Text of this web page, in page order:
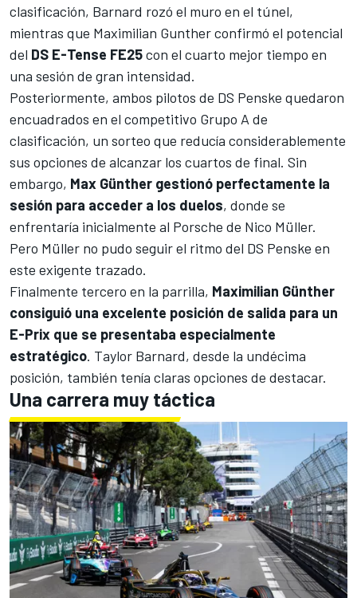
clasificación, Barnard rozó el muro en el túnel,
mientras que Maximilian Guntherconfirmó el potencial
del DS E-Tense FE25con el cuarto mejor tiempo en
una sesión de gran intensidad.
Posteriormente, ambos pilotos de DS Penske quedaron
encuadrados en el competitivo Grupo A de
clasificación, un sorteo que reducía considerablemente
sus opciones de alcanzar los cuartos de final. Sin
embargo, Max Günther gestionó perfectamente la
sesión para acceder a los duelos, donde se
enfrentaría inicialmente al Porsche de Nico Müller.
Pero Müller no pudo seguir el ritmo del DS Penske en
este exigente trazado.
Finalmente tercero en la parrilla, Maximilian Günther
consiguió una excelente posición de salida para un
E-Prix que se presentaba especialmente
estratégico. Taylor Barnard, desde la undécima
posición, también tenía claras opciones de destacar.
Una carrera muy táctica